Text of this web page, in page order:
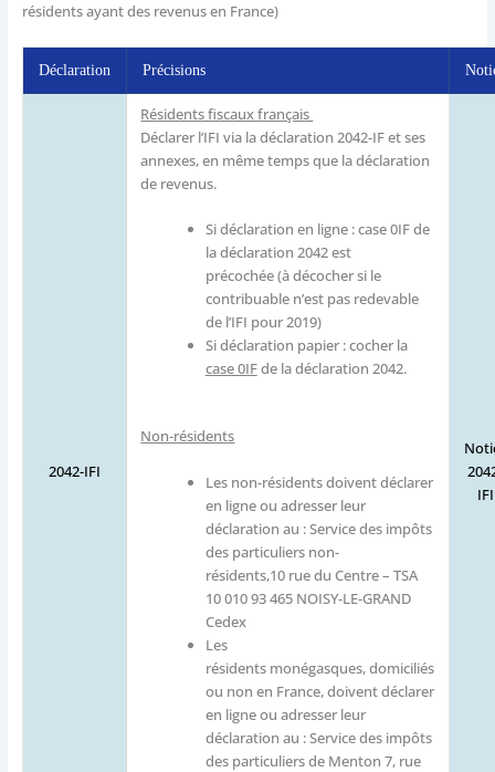
résidents ayant des revenus en France)
Déclaration Précisions
2042-IFI
Résidents fiscaux français
Déclarer l’IFI via la déclaration 2042-IF et ses
annexes, en même temps que la déclaration
de revenus.
Si déclaration en ligne : case 0IF de
la déclaration 2042 est
précochée (à décocher si le
contribuable n’est pas redevable
de l’IFI pour 2019)
Si déclaration papier : cocher la
case 0IFde la déclaration 2042.
Non-résidents
Les non-résidents doivent déclarer
en ligne ou adresser leur
déclaration au : Service des impôts
des particuliers non-
résidents,10 rue du Centre – TSA
10 010 93 465 NOISY-LE-GRAND
Cedex
Les
résidents monégasques, domiciliés
ou non en France, doivent déclarer
en ligne ou adresser leur
déclaration au : Service des impôts
des particuliers de Menton 7, rue
IFI